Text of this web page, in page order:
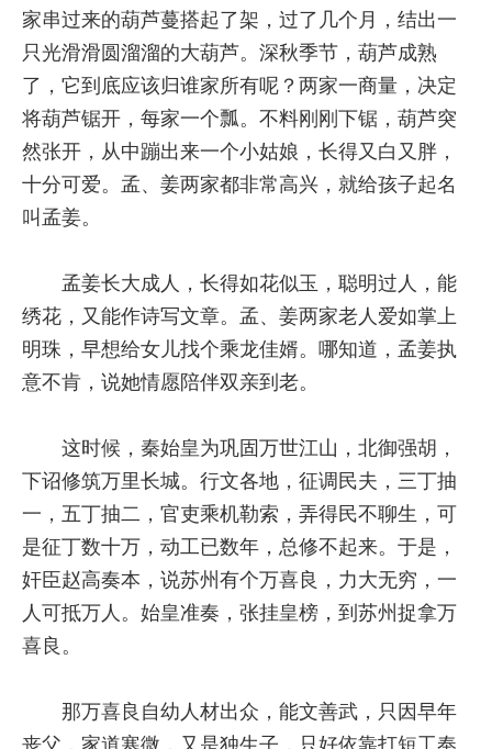
家串过来的葫芦蔓搭起了架，过了几个月，结出一
只光滑滑圆溜溜的大葫芦。深秋季节，葫芦成熟
了，它到底应该归谁家所有呢？两家一商量，决定
将葫芦锯开，每家一个瓢。不料刚刚下锯，葫芦突
然张开，从中蹦出来一个小姑娘，长得又白又胖，
十分可爱。孟、姜两家都非常高兴，就给孩子起名
叫孟姜。
孟姜长大成人，长得如花似玉，聪明过人，能
绣花，又能作诗写文章。孟、姜两家老人爱如掌上
明珠，早想给女儿找个乘龙佳婿。哪知道，孟姜执
意不肯，说她情愿陪伴双亲到老。
这时候，秦始皇为巩固万世江山，北御强胡，
下诏修筑万里长城。行文各地，征调民夫，三丁抽
一，五丁抽二，官吏乘机勒索，弄得民不聊生，可
是征丁数十万，动工已数年，总修不起来。于是，
奸臣赵高奏本，说苏州有个万喜良，力大无穷，一
人可抵万人。始皇准奏，张挂皇榜，到苏州捉拿万
喜良。
那万喜良自幼人材出众，能文善武，只因早年
丧父，家道寒微，又是独生子，只好依靠打短工奉